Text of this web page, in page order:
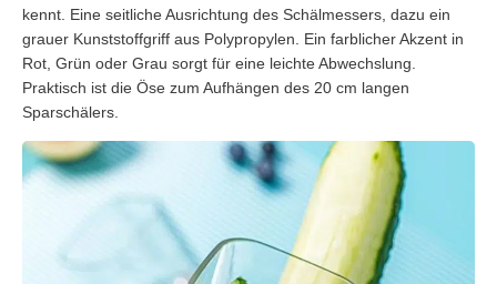
kennt. Eine seitliche Ausrichtung des Schälmessers, dazu ein
grauer Kunststoffgriff aus Polypropylen. Ein farblicher Akzent in
Rot, Grün oder Grau sorgt für eine leichte Abwechslung.
Praktisch ist die Öse zum Aufhängen des 20 cm langen
Sparschälers.